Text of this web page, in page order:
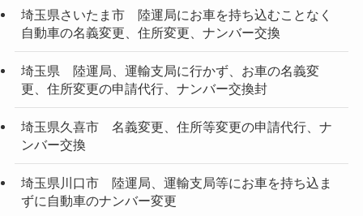
埼玉県さいたま市 陸運局にお車を持ち込むことなく
自動車の名義変更、住所変更、ナンバー交換
埼玉県 陸運局、運輸支局に行かず、お車の名義変
更、住所変更の申請代行、ナンバー交換封
埼玉県久喜市 名義変更、住所等変更の申請代行、ナ
ンバー交換
埼玉県川口市 陸運局、運輸支局等にお車を持ち込ま
ずに自動車のナンバー変更